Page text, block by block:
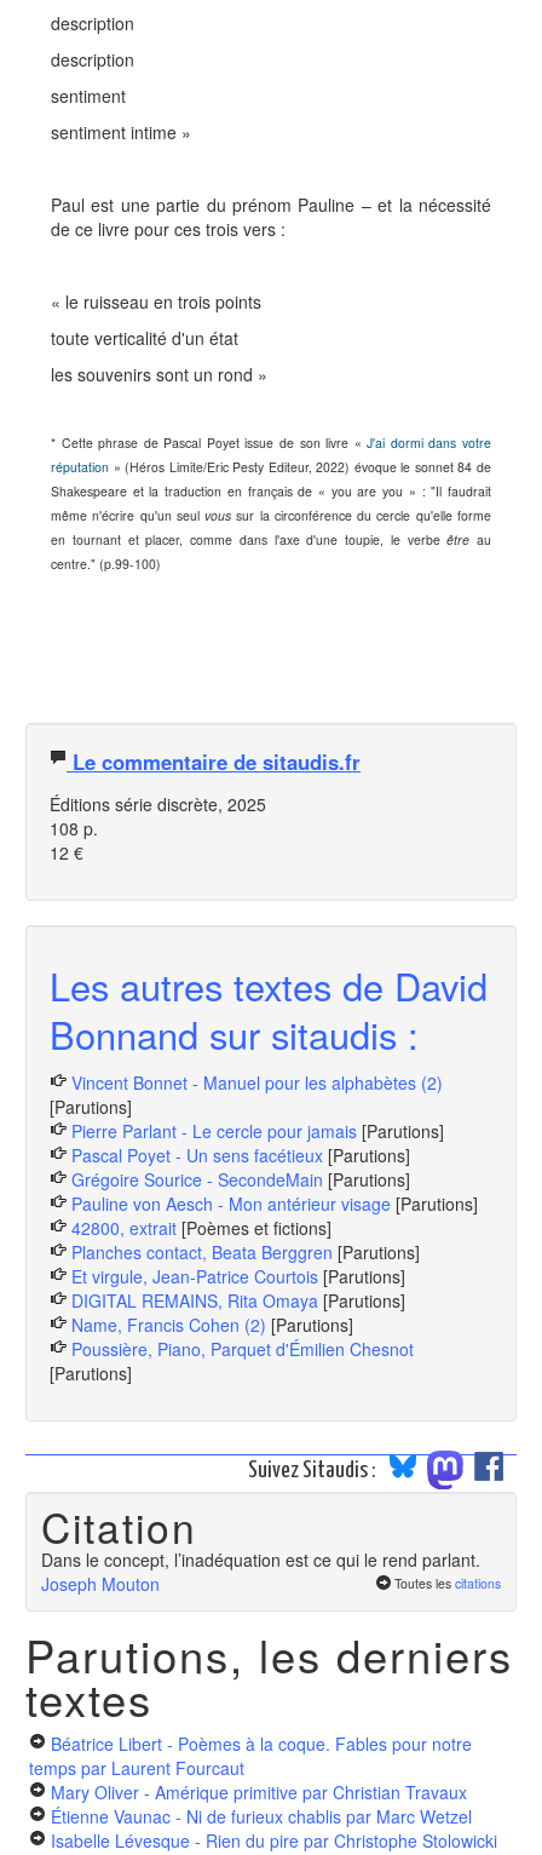
description
description
sentiment
sentiment intime »
Paul est une partie du prénom Pauline – et la nécessité
de ce livre pour ces trois vers :
« le ruisseau en trois points
toute verticalité d'un état
les souvenirs sont un rond »
* Cette phrase de Pascal Poyet issue de son livre «J'ai dormi dans votre
réputation » (Héros Limite/Eric Pesty Editeur, 2022) évoque le sonnet 84 de
Shakespeare et la traduction en français de « you are you » : "Il faudrait
même n'écrire qu'un seulvoussur la circonférence du cercle qu'elle forme
en tournant et placer, comme dans l'axe d'une toupie, le verbeêtre au
centre." (p.99-100)
Le commentaire de sitaudis.fr
Éditions série discrète, 2025
108 p.
12 €
Les autres textes de David
Bonnand sur sitaudis :
Vincent Bonnet - Manuel pour les alphabètes (2)
[Parutions]
Pierre Parlant - Le cercle pour jamais [Parutions]
Pascal Poyet - Un sens facétieux [Parutions]
Grégoire Sourice - SecondeMain [Parutions]
Pauline von Aesch - Mon antérieur visage [Parutions]
42800, extrait [Poèmes et fictions]
Planches contact, Beata Berggren [Parutions]
Et virgule, Jean-Patrice Courtois [Parutions]
DIGITAL REMAINS, Rita Omaya [Parutions]
Name, Francis Cohen (2) [Parutions]
Poussière, Piano, Parquet d'Émilien Chesnot
[Parutions]
Suivez Sitaudis :
Citation
Dans le concept, l’inadéquation est ce qui le rend parlant.
Joseph Mouton
Toutes les citations
Parutions, les derniers
textes
Béatrice Libert - Poèmes à la coque. Fables pour notre
temps par Laurent Fourcaut
Mary Oliver - Amérique primitive par Christian Travaux
Étienne Vaunac - Ni de furieux chablis par Marc Wetzel
Isabelle Lévesque - Rien du pire par Christophe Stolowicki